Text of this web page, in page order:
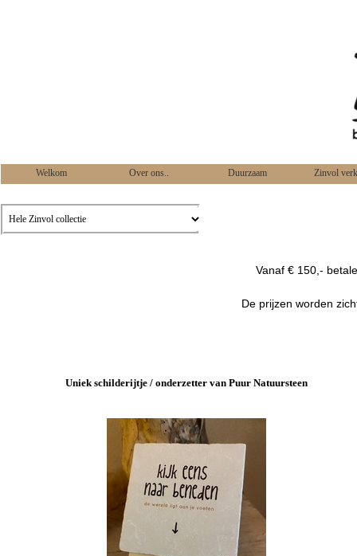
Welkom Over ons.. Duurzaam Zinvol
Vanaf € 150,-
De prijzen worden
Uniek schilderijtje / onderzetter van Puur Natuursteen